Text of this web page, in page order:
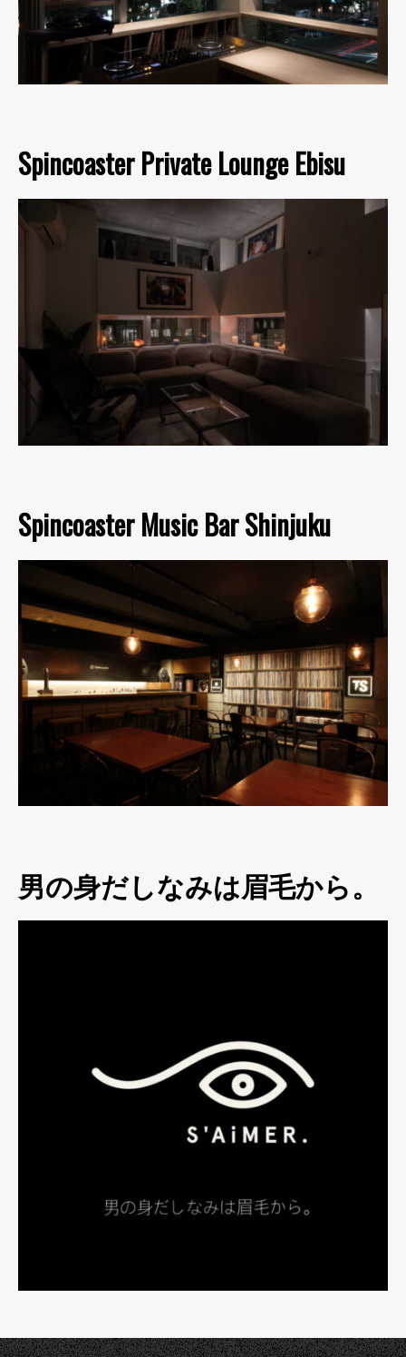
Spincoaster Private Lounge Ebisu
Spincoaster Music Bar Shinjuku
男の身だしなみは眉毛から。